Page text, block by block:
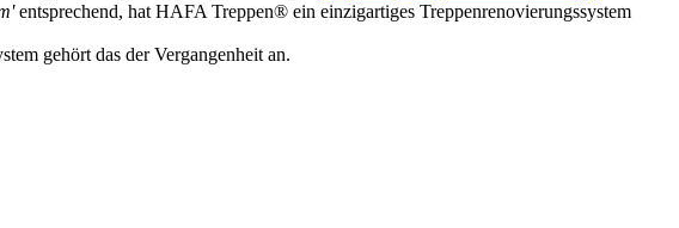
entsprechend, hat HAFA Treppen® ein einzigartiges Treppenrenovierungssystem
gehört das der Vergangenheit an.